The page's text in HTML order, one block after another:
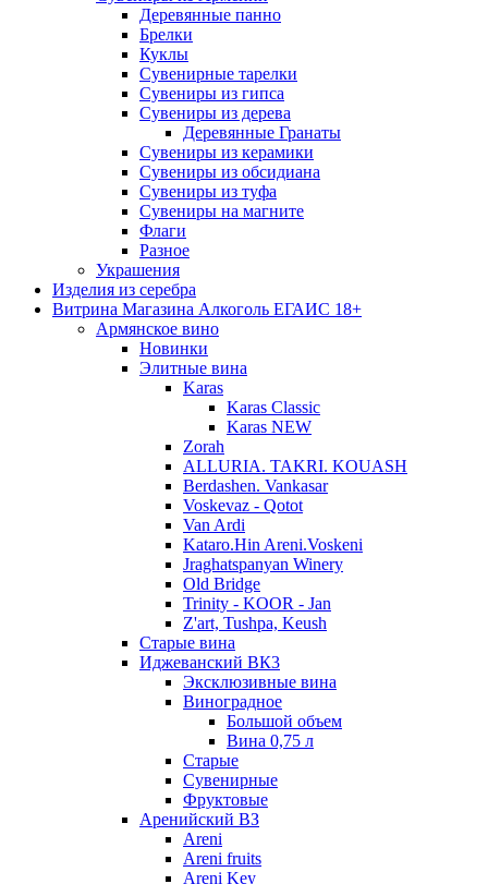
Деревянные панно
Брелки
Куклы
Сувенирные тарелки
Сувениры из гипса
Сувениры из дерева
Деревянные Гранаты
Сувениры из керамики
Сувениры из обсидиана
Сувениры из туфа
Сувениры на магните
Флаги
Разное
Украшения
Изделия из серебра
Витрина Магазина Алкоголь ЕГАИС 18+
Армянское вино
Новинки
Элитные вина
Karas
Karas Classic
Karas NEW
Zorah
ALLURIA. TAKRI. KOUASH
Berdashen. Vankasar
Voskevaz - Qotot
Van Ardi
Kataro.Hin Areni.Voskeni
Jraghatspanyan Winery
Old Bridge
Trinity - KOOR - Jan
Z'art, Tushpa, Keush
Старые вина
Иджеванский ВК3
Эксклюзивные вина
Виноградное
Большой объем
Вина 0,75 л
Старые
Сувенирные
Фруктовые
Аренийский ВЗ
Areni
Areni fruits
Areni Key